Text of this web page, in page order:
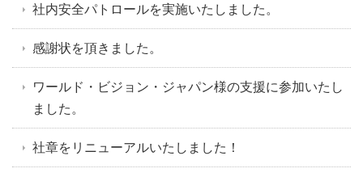
社内安全パトロールを実施いたしました。
感謝状を頂きました。
ワールド・ビジョン・ジャパン様の支援に参加いたし
ました。
社章をリニューアルいたしました！